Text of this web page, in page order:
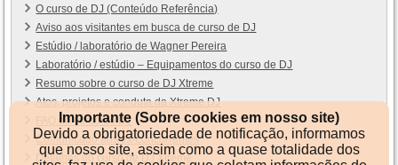
O curso de DJ (Conteúdo Referência)
Aviso aos visitantes em busca de curso de DJ
Estúdio / laboratório de Wagner Pereira
Laboratório / estúdio – Equipamentos do curso de DJ
Resumo sobre o curso de DJ Xtreme
Atos, projetos e conduta da Xtreme DJ
FAQ do curso de DJ
Comunicado aos ex-concorrentes
Detalhes do curso de DJ Xtreme
Importante (Sobre cookies em nosso site)
Devido a obrigatoriedade de notificação, informamos
que nosso site, assim como a quase totalidade dos